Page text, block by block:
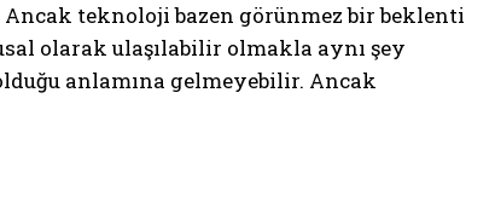
teknoloji bazen görünmez bir beklenti
olarak ulaşılabilir olmakla aynı şey
anlamına gelmeyebilir. Ancak